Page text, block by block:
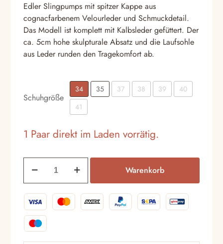
Edler Slingpumps mit spitzer Kappe aus
cognacfarbenem Velourleder und Schmuckdetail.
Das Modell ist komplett mit Kalbsleder gefüttert. Der
ca. 5cm hohe skulpturale Absatz und die Laufsohle
aus Leder runden den Tragekomfort ab.
Schuhgröße
34 35 37 38 39
40
41
1 Paar direkt im Laden vorrätig.
5553
Sella
Menge
Warenkorb